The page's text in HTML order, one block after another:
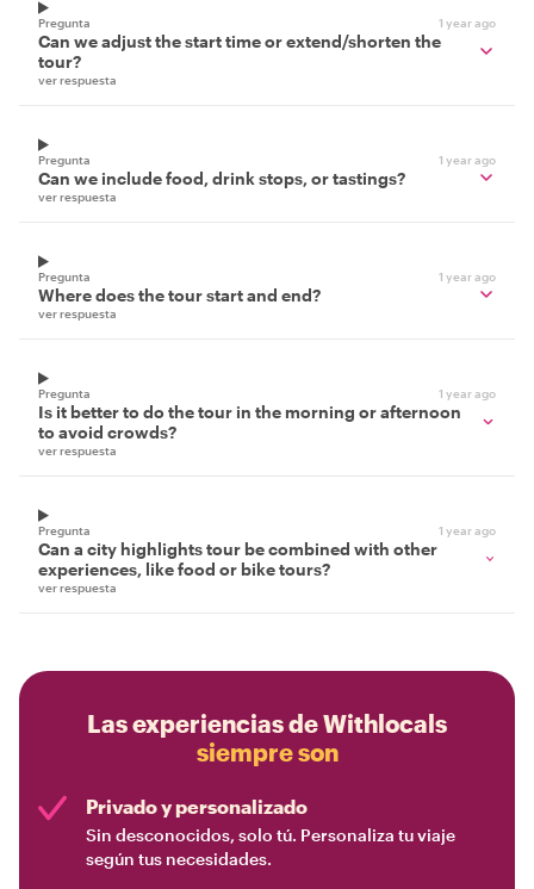
Pregunta 1 year ago
Can we adjust the start time or extend/shorten the
tour?
ver respuesta
Pregunta 1 year ago
Can we include food, drink stops, or tastings?
ver respuesta
Pregunta 1 year ago
Where does the tour start and end?
ver respuesta
Pregunta 1 year ago
Is it better to do the tour in the morning or afternoon
to avoid crowds?
ver respuesta
Pregunta 1 year ago
Can a city highlights tour be combined with other
experiences, like food or bike tours?
ver respuesta
Las experiencias de Withlocals
siempre son
Privado y personalizado
Sin desconocidos, solo tú. Personaliza tu viaje
según tus necesidades.